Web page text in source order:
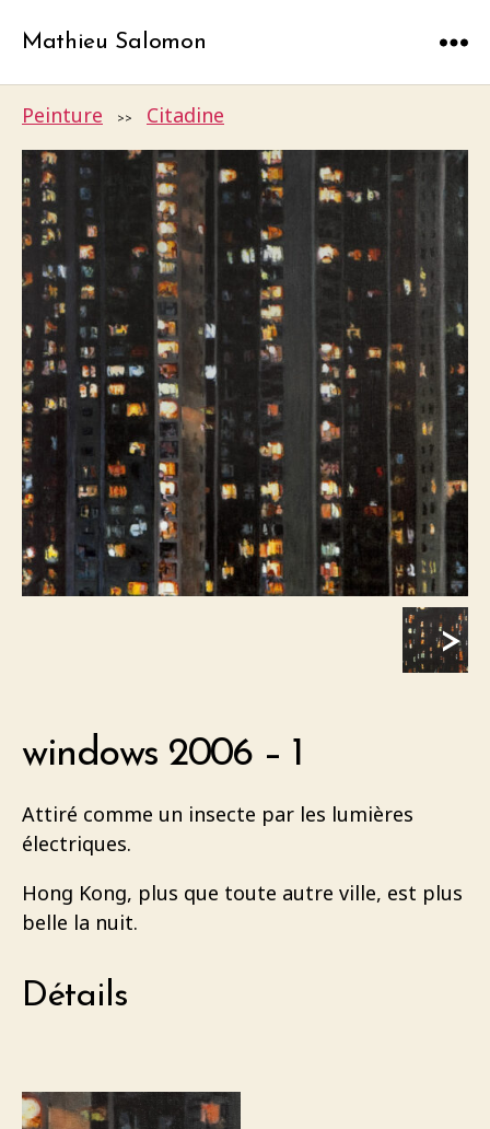
Mathieu Salomon
Peinture >> Citadine
>
windows 2006 – 1
Attiré comme un insecte par les lumières
électriques.
Hong Kong, plus que toute autre ville, est plus
belle la nuit.
Détails